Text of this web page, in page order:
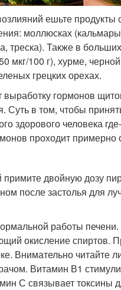
ешьте
моллюсках
треска). Также в
мкг/100 г), хурме,
грецких орехах.
выработку гормонов
Суть в том, чтобы
здорового человека
проходит примерно
двойную дозу
после застолья для
работы
окисление
Внимательно читайте
Витамин В1
С связывает